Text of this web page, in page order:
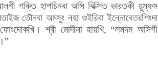
শক্তি হাপচিনবা অসি বিক্সিত ভারতকী য়ুম্ফম
তৌনবা অমসুং নহা ওইরিবা ইন্নোবেতরশিংদা
ফোংদোকখি। শ্রী মোদীনা হায়খি, “লমদম অসিগী